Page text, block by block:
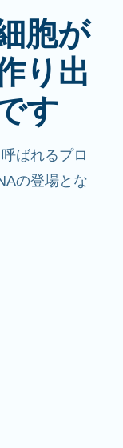
胞が
り出
す
ばれるプロ
の登場とな